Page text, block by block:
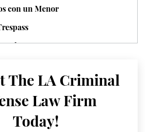
Weapons
Delinquency Court
Detention Hearings
Disposition Hearings
con un Menor
The LA Criminal
Law Firm
Today!